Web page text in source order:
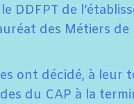
DDFPT de
des Métiers
ont décidé, à leur
du CAP à la